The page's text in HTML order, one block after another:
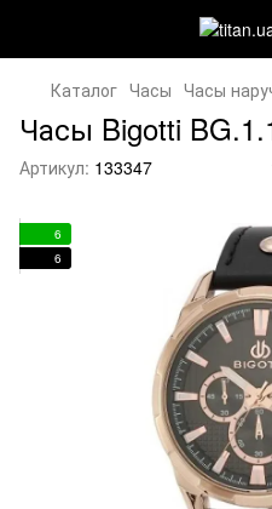
Каталог Часы Часы
Часы Bigotti
Артикул: 133347
6
6